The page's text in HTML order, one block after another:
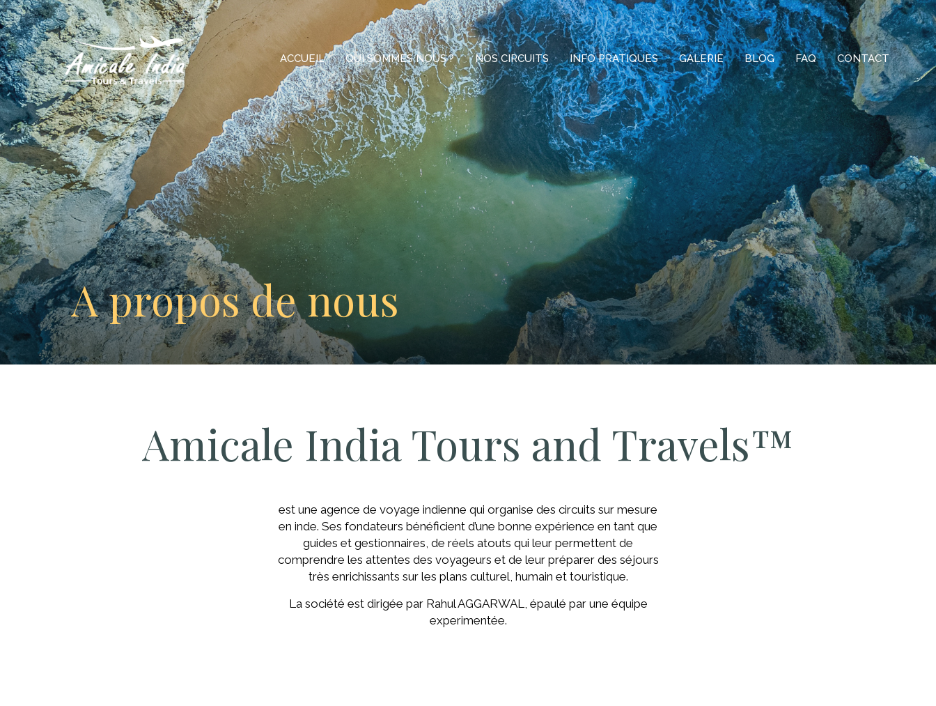
ACCUEIL QUI SOMMES NOUS ? NOS CIRCUITS INFO PRATIQUES GALERIE BLOG FAQ CONTACT
A propos de nous
Amicale India Tours and Travels™
est une agence de voyage indienne qui organise des circuits sur mesure
en inde. Ses fondateurs bénéficient d’une bonne expérience en tant que
guides et gestionnaires, de réels atouts qui leur permettent de
comprendre les attentes des voyageurs et de leur préparer des séjours
très enrichissants sur les plans culturel, humain et touristique.
La société est dirigée par Rahul AGGARWAL, épaulé par une équipe
experimentée.